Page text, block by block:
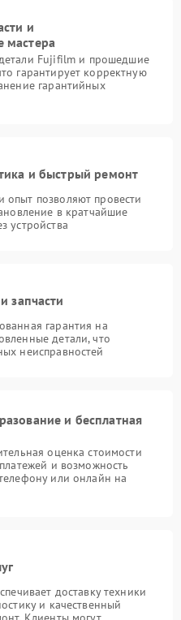
и
мастера
Fujifilm и прошедшие
гарантирует корректную
гарантийных
и быстрый ремонт
позволяют провести
в кратчайшие
устройства
запчасти
гарантия на
детали, что
неисправностей
и бесплатная
оценка стоимости
и возможность
или онлайн на
доставку техники
и качественный